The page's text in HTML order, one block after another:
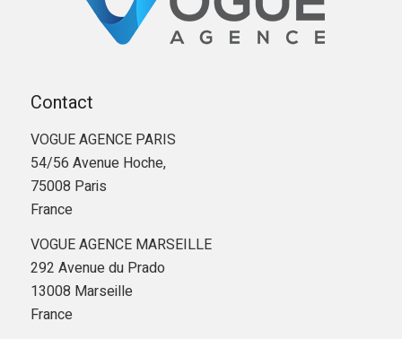
Contact
VOGUE AGENCE PARIS
54/56 Avenue Hoche,
75008 Paris
France
VOGUE AGENCE MARSEILLE
292 Avenue du Prado
13008 Marseille
France